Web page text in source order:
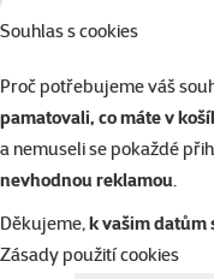
Souhlas s cookies
Proč potřebujeme váš
pamatovali, co máte v
a nemuseli se pokaždé
nevhodnou reklamou.
Děkujeme,k vašim datům
Zásady použití cookies
💥 Výprodej
Skladem